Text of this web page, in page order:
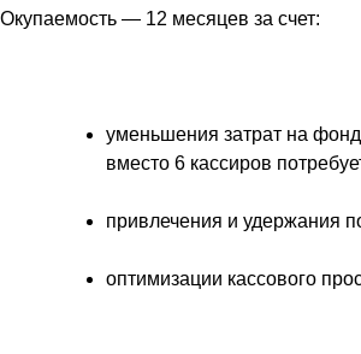
Окупаемость — 12 месяцев за счет:
уменьшения затрат на
вместо 6 кассиров
привлечения и удержания
оптимизации кассового